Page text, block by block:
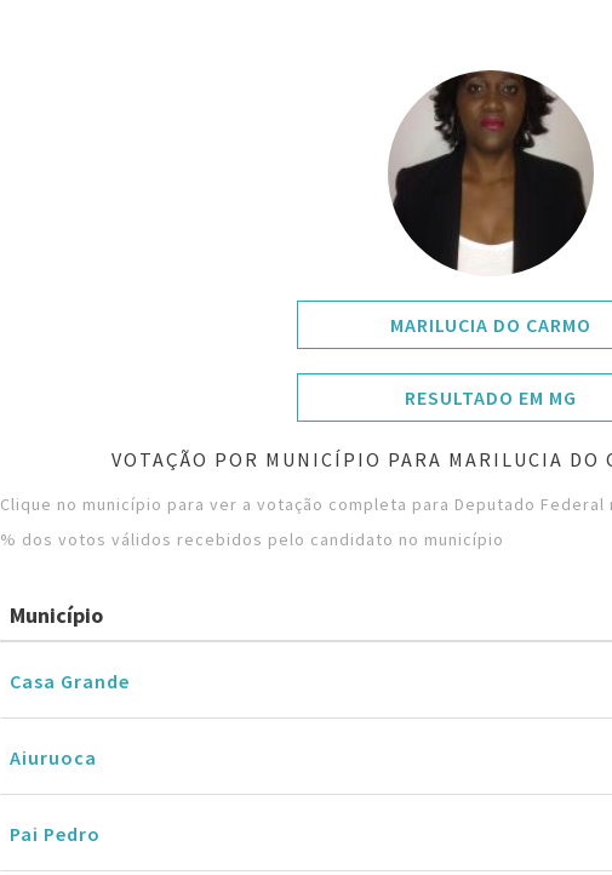
MARILUCIA DO CARMO
RESULTADO EM MG
VOTAÇÃO POR MUNICÍPIO PARA MARILUCIA DO
Clique no município para ver a votação completa para Deputado Federal
% dos votos válidos recebidos pelo candidato no município
Município
Casa Grande
Aiuruoca
Pai Pedro